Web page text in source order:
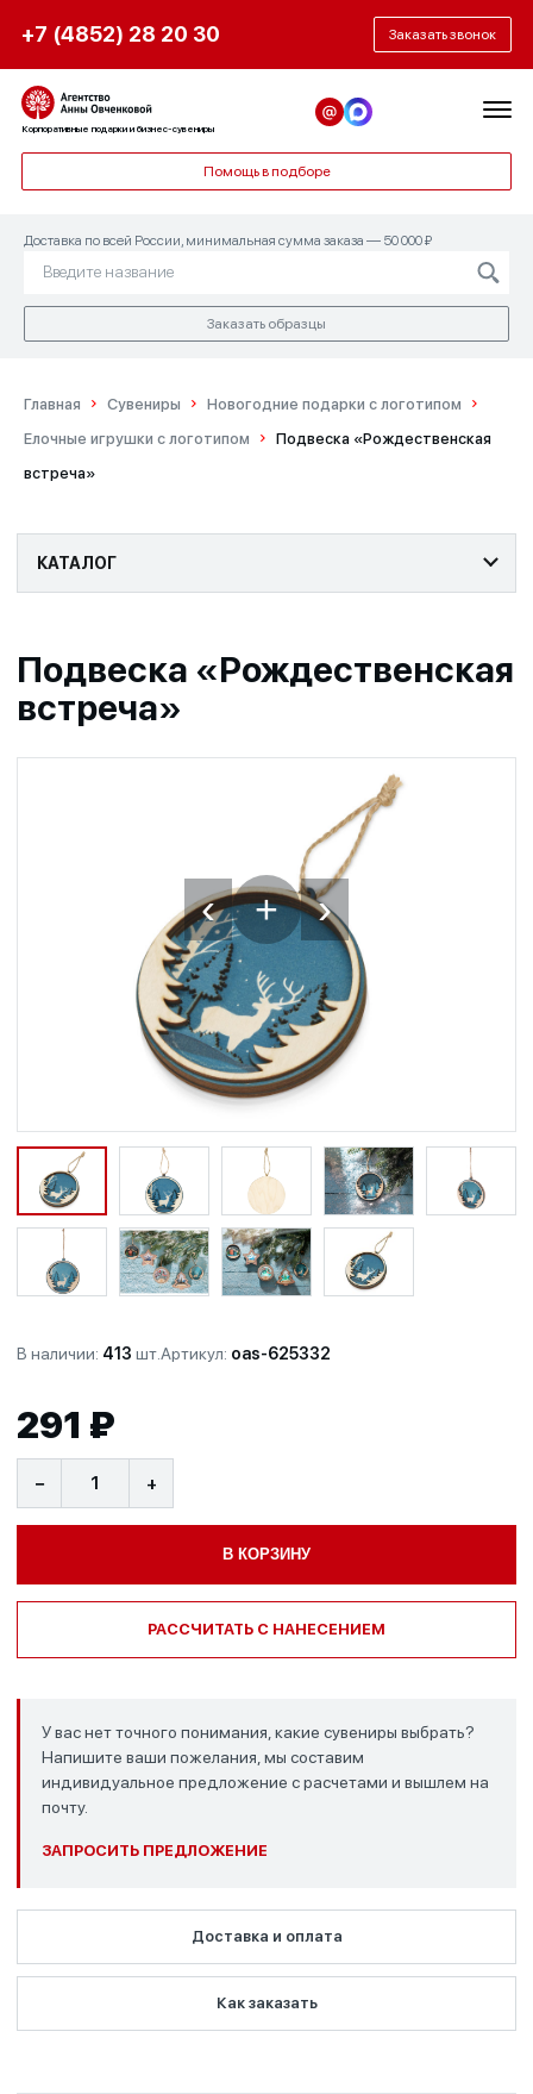
+7 (4852) 28 20 30 Заказать звонок
Корпоративные подарки и бизнес-сувениры
Помощь в подборе
Доставка по всей России, минимальная сумма заказа — 50 000 ₽
Заказать образцы
Главная Сувениры
Новогодние подарки с логотипом
Елочные игрушки с логотипом
Подвеска «Рождественская
встреча»
КАТАЛОГ
Подвеска «Рождественская
встреча»
‹ + ›
В наличии: 413 шт.Артикул: oas-625332
291 ₽
− +
В КОРЗИНУ
РАССЧИТАТЬ С НАНЕСЕНИЕМ
У вас нет точного понимания, какие сувениры выбрать?
Напишите ваши пожелания, мы составим
индивидуальное предложение с расчетами и вышлем на
почту.
ЗАПРОСИТЬ ПРЕДЛОЖЕНИЕ
Доставка и оплата
Как заказать